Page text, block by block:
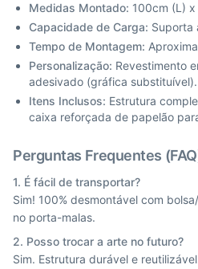
Medidas Montado: 100cm (L)
Capacidade de Carga: Suporta
Tempo de Montagem:
Personalização: Revestimento
adesivado (gráfica substituível).
Itens Inclusos: Estrutura
caixa reforçada de papelão
Perguntas Frequentes
1. É fácil de transportar?
Sim! 100% desmontável com
no porta-malas.
2. Posso trocar a arte no futuro?
Sim. Estrutura durável e